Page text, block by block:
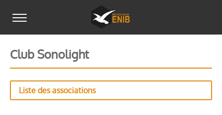
Club Sonolight
Liste des associations